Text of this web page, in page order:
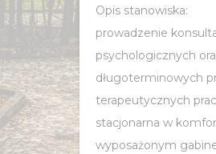
Opis stanowiska:
prowadzenie
psychologicznych
długoterminowych
terapeutycznych
stacjonarna w
wyposażonym